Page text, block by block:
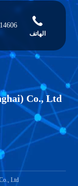
الهاتف
Co., Ltd.
Ltd.